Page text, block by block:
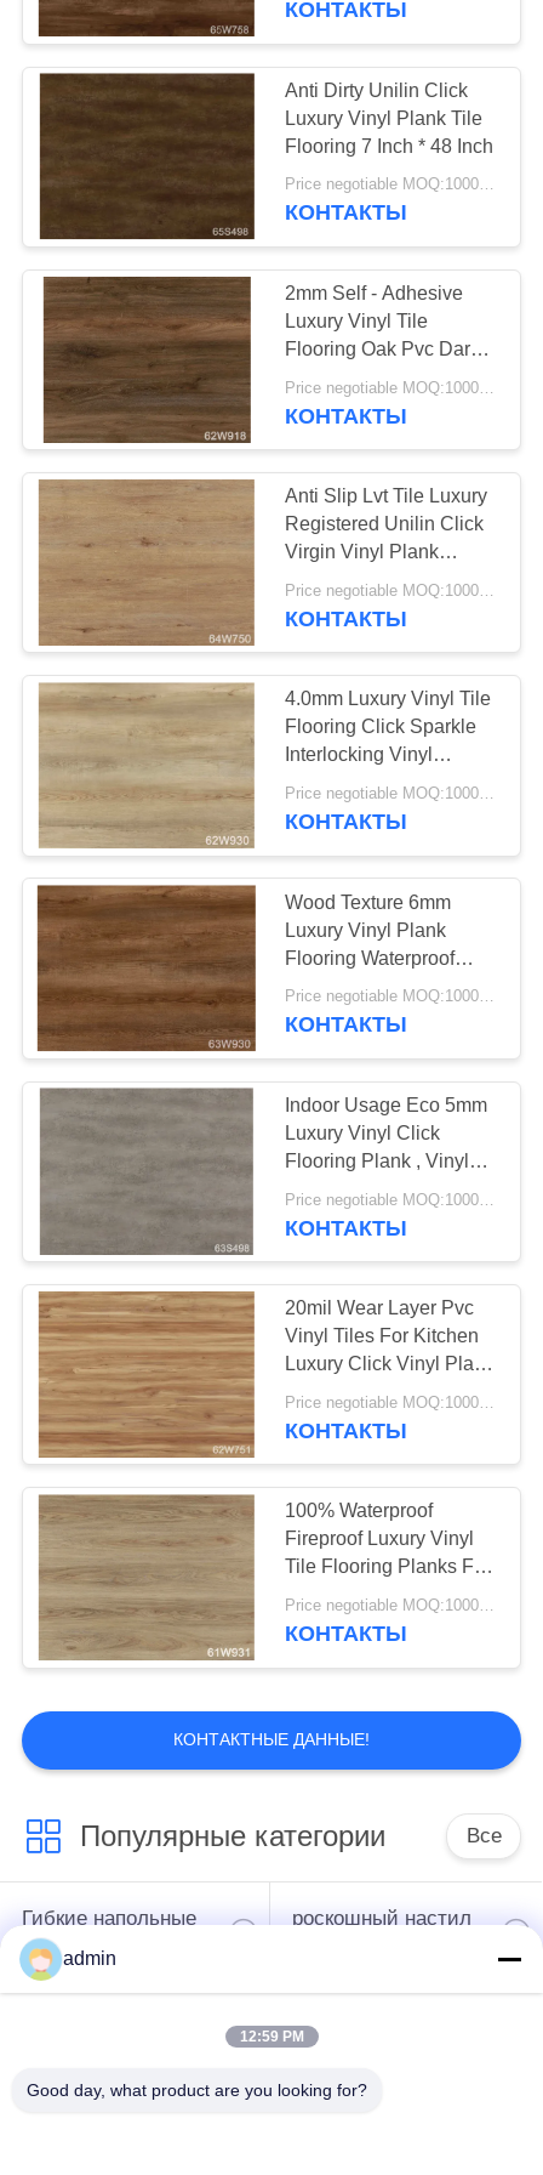
Полы с системой
винилового клика
37
свободный
положенный
настил винила
настил винила spc
Полы из
винилового ПВХ
КОНТАКТЫ
Anti Dirty Unilin Click
Luxury Vinyl Plank Tile
Flooring 7 Inch * 48 Inch
Price negotiable MOQ:1000 square meters
КОНТАКТЫ
2mm Self - Adhesive
Luxury Vinyl Tile
Flooring Oak Pvc Dark
Grey Color Vinyl Plank
Covering
КОНТАКТЫ
Anti Slip Lvt Tile Luxury
Registered Unilin Click
Virgin Vinyl Plank
Flooring Tile
Price negotiable MOQ:1000 square meters
КОНТАКТЫ
4.0mm Luxury Vinyl Tile
Flooring Click Sparkle
Interlocking Vinyl
Flooring
Price negotiable MOQ:1000 square meters
КОНТАКТЫ
Wood Texture 6mm
Luxury Vinyl Plank
Flooring Waterproof
Fireproof And Eco -
Friendly
Price negotiable MOQ:1000 square meters
КОНТАКТЫ
Indoor Usage Eco 5mm
Luxury Vinyl Click
Flooring Plank , Vinyl
Plank Tile
КОНТАКТЫ
20mil Wear Layer Pvc
Vinyl Tiles For Kitchen
Luxury Click Vinyl Plank
Flooring
КОНТАКТЫ
100% Waterproof
Fireproof Luxury Vinyl
Tile Flooring Planks For
4~6mm Thickness
Price negotiable MOQ:1000 square meters
КОНТАКТЫ
КОНТАКТНЫЕ ДАННЫЕ!
Популярные категории Все
Гибкие напольные
покрытия из ПВХ
роскошный настил
ПВХ-полы больниц
admin
12:59 PM
Good day, what product are you looking for?